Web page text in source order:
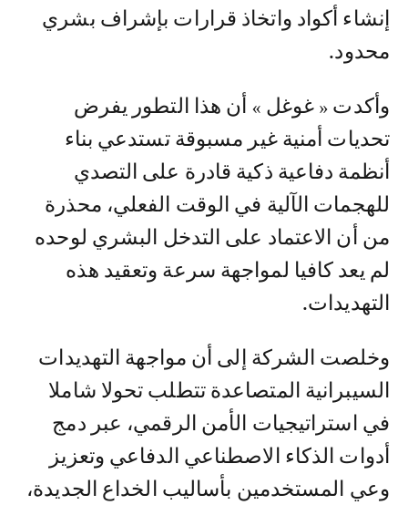
إنشاء أكواد واتخاذ قرارات بإشراف بشري
محدود.
وأكدت « غوغل » أن هذا التطور يفرض
تحديات أمنية غير مسبوقة تستدعي بناء
أنظمة دفاعية ذكية قادرة على التصدي
للهجمات الآلية في الوقت الفعلي، محذرة
من أن الاعتماد على التدخل البشري لوحده
لم يعد كافيا لمواجهة سرعة وتعقيد هذه
التهديدات.
وخلصت الشركة إلى أن مواجهة التهديدات
السيبرانية المتصاعدة تتطلب تحولا شاملا
في استراتيجيات الأمن الرقمي، عبر دمج
أدوات الذكاء الاصطناعي الدفاعي وتعزيز
وعي المستخدمين بأساليب الخداع الجديدة،